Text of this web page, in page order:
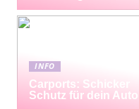
INFO
Carports: Schicker
Schutz für dein Auto